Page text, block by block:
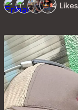
4 Likes